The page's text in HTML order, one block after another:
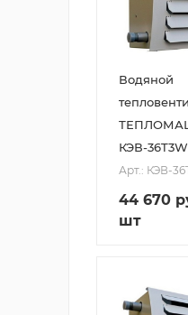
Водяной
КЭВ-
Арт.: КЭВ-
44 670
шт